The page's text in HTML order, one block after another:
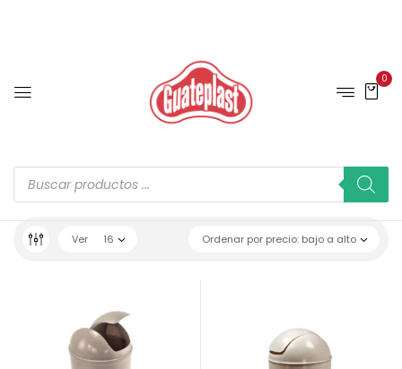
0
Ordenar por precio: bajo a alto
Ver 16